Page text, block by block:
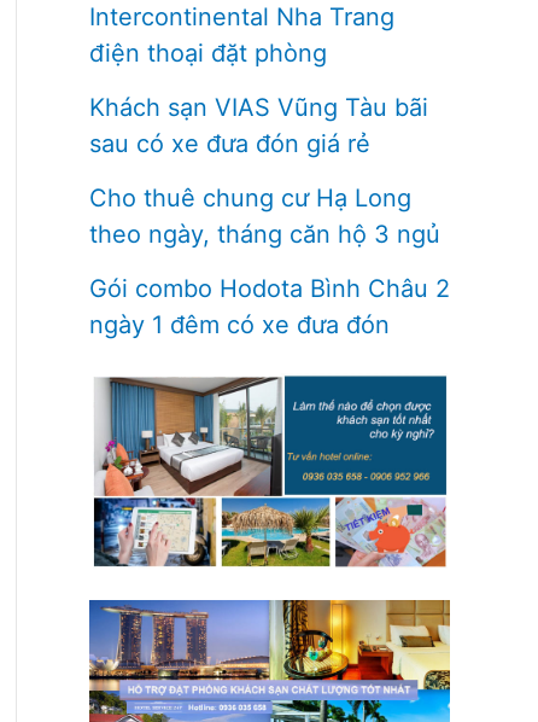
Intercontinental Nha Trang
điện thoại đặt phòng
Khách sạn VIAS Vũng Tàu bãi
sau có xe đưa đón giá rẻ
Cho thuê chung cư Hạ Long
theo ngày, tháng căn hộ 3 ngủ
Gói combo Hodota Bình Châu 2
ngày 1 đêm có xe đưa đón